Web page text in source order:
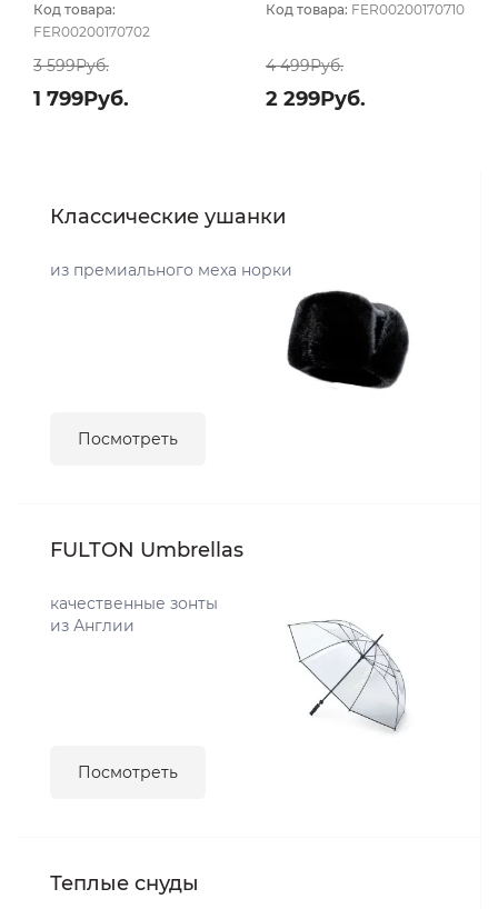
Код товара:
FER00200170702
3 599Руб.
1 799Руб.
Код товара: FER00200170710
4 499Руб.
2 299Руб.
Классические ушанки
из премиального меха норки
Посмотреть
FULTON Umbrellas
качественные зонты
из Англии
Посмотреть
Теплые снуды